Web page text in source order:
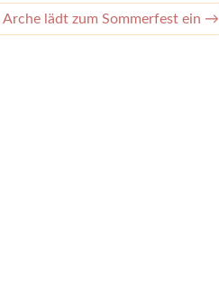
Arche lädt zum Sommerfest ein →